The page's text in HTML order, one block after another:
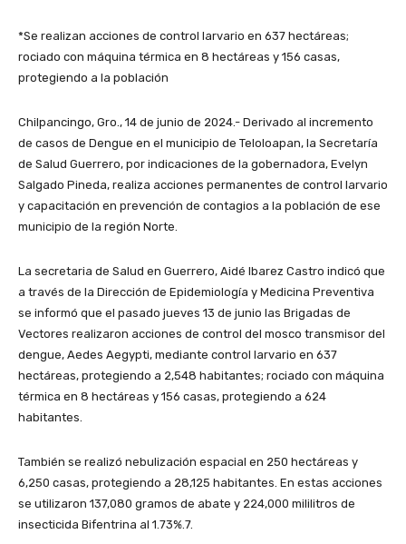
*Se realizan acciones de control larvario en 637 hectáreas;
rociado con máquina térmica en 8 hectáreas y 156 casas,
protegiendo a la población
Chilpancingo, Gro., 14 de junio de 2024.- Derivado al incremento
de casos de Dengue en el municipio de Teloloapan, la Secretaría
de Salud Guerrero, por indicaciones de la gobernadora, Evelyn
Salgado Pineda, realiza acciones permanentes de control larvario
y capacitación en prevención de contagios a la población de ese
municipio de la región Norte.
La secretaria de Salud en Guerrero, Aidé Ibarez Castro indicó que
a través de la Dirección de Epidemiología y Medicina Preventiva
se informó que el pasado jueves 13 de junio las Brigadas de
Vectores realizaron acciones de control del mosco transmisor del
dengue, Aedes Aegypti, mediante control larvario en 637
hectáreas, protegiendo a 2,548 habitantes; rociado con máquina
térmica en 8 hectáreas y 156 casas, protegiendo a 624
habitantes.
También se realizó nebulización espacial en 250 hectáreas y
6,250 casas, protegiendo a 28,125 habitantes. En estas acciones
se utilizaron 137,080 gramos de abate y 224,000 mililitros de
insecticida Bifentrina al 1.73%.7.